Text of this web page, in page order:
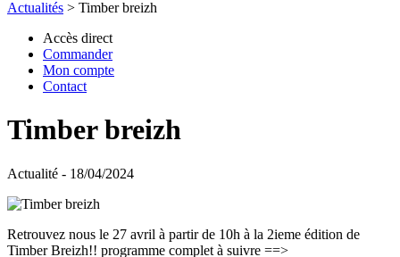
Actualités > Timber breizh
Accès direct
Commander
Mon compte
Contact
Timber breizh
Actualité - 18/04/2024
Retrouvez nous le 27 avril à partir de 10h à la 2ieme édition de
Timber Breizh!! programme complet à suivre ==>